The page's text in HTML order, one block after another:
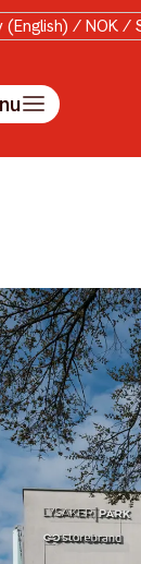
(English) / NOK /